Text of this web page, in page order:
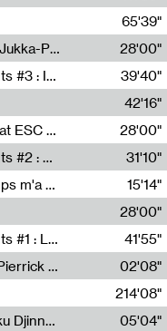
Sarah Tritz,Elene Lapiashivili,Justin Marconnet,Mateo Cuche,Esther Lechevalier,Suzie Lecroart,Romance Castelet
65'39"
Radia Show #1108 : as or another by Jukka-Pekka Kervinen / Rádio Zero
28'00"
Sous le paysage - Habiter les éléments #3 : Interprétations, rituels et symboliques des éléments
39'40"
42'16"
Radia Show #1107 : Art's Birthday 26 at ESC - Medien Kunst Labor
28'00"
Sous le paysage - Habiter les éléments #2 : Vers le tournant élémentaire
31'10"
Impossible de savoir combien de temps m'a échappé
15'14"
28'00"
Sous le paysage - Habiter les éléments #1 : Les éléments et les débordements du vivant
41'55"
Simb Gaïdé ou la danse du faux lion (Pierrick Mouton)
02'08"
214'08"
Non à l'émigration Clandestine - Rukku Djinne Squad (Eden Tinto Collins)
05'04"